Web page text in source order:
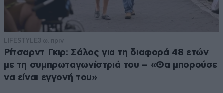
LIFESTYLE3 ω. πριν
Ρίτσαρντ Γκιρ: Σάλος για τη διαφορά 48 ετών
με τη συμπρωταγωνίστριά του – «Θα μπορούσε
να είναι εγγονή του»